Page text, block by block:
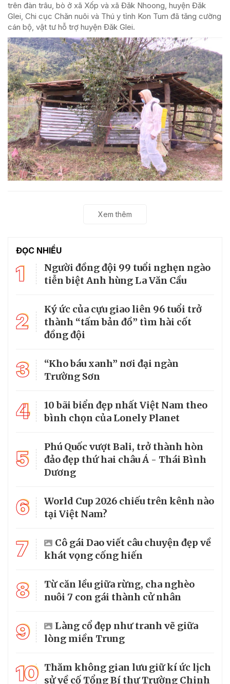
trên đàn trâu, bò ở xã Xốp và xã Đăk Nhoong, huyện Đăk
Glei, Chi cục Chăn nuôi và Thú y tỉnh Kon Tum đã tăng cường
cán bộ, vật tư hỗ trợ huyện Đăk Glei.
Xem thêm
ĐỌC NHIỀU
1
Người đồng đội 99 tuổi nghẹn ngào
tiễn biệt Anh hùng La Văn Cầu
2
Ký ức của cựu giao liên 96 tuổi trở
thành “tấm bản đồ” tìm hài cốt
đồng đội
3
“Kho báu xanh” nơi đại ngàn
Trường Sơn
4
10 bãi biển đẹp nhất Việt Nam theo
bình chọn của Lonely Planet
5
Phú Quốc vượt Bali, trở thành hòn
đảo đẹp thứ hai châu Á - Thái Bình
Dương
6
World Cup 2026 chiếu trên kênh nào
tại Việt Nam?
7
Cô gái Dao viết câu chuyện đẹp về
khát vọng cống hiến
8
Từ căn lều giữa rừng, cha nghèo
nuôi 7 con gái thành cử nhân
9
Làng cổ đẹp như tranh vẽ giữa
lòng miền Trung
10 Thăm không gian lưu giữ kí ức lịch
sử về cố Tổng Bí thư Trường Chinh